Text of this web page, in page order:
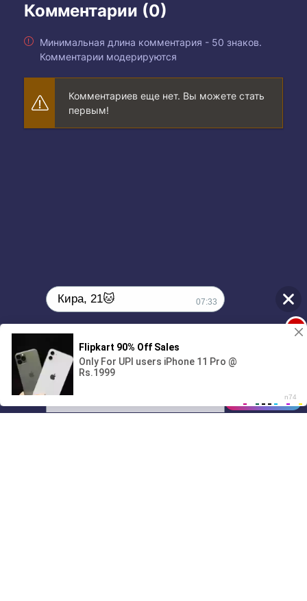
Комментарии (0)
Минимальная длина комментария - 50 знаков.
Комментарии модерируются
Комментариев еще нет. Вы можете стать
первым!
01/07
00:00
Кира, 21🐱 07:33
Поиграешь со мной? 💖🐾
07:33
1